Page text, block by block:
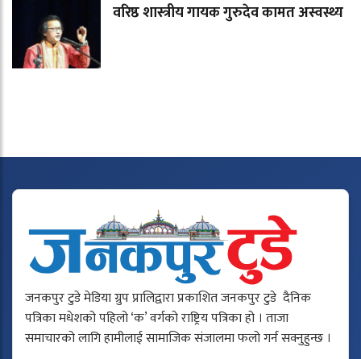
वरिष्ठ शास्त्रीय गायक गुरुदेव कामत अस्वस्थ्य
जनकपुर टुडे मेडिया ग्रुप प्रालिद्वारा प्रकाशित जनकपुर टुडे दैनिक
पत्रिका मधेशको पहिलो ‘क’ वर्गको राष्ट्रिय पत्रिका हो । ताजा
समाचारको लागि हामीलाई सामाजिक संजालमा फलो गर्न सक्नुहुन्छ ।